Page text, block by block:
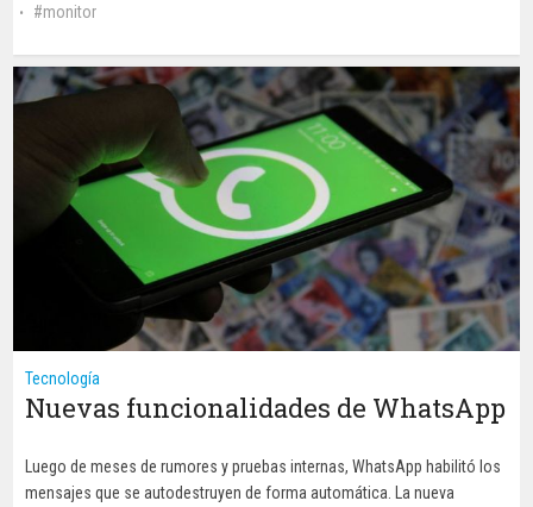
monitor
Tecnología
Nuevas funcionalidades de WhatsApp
Luego de meses de rumores y pruebas internas, WhatsApp habilitó los
mensajes que se autodestruyen de forma automática. La nueva